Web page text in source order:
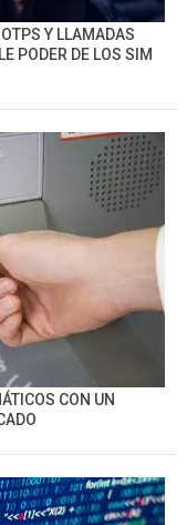
Y LLAMADAS
PODER DE LOS SIM
CON UN